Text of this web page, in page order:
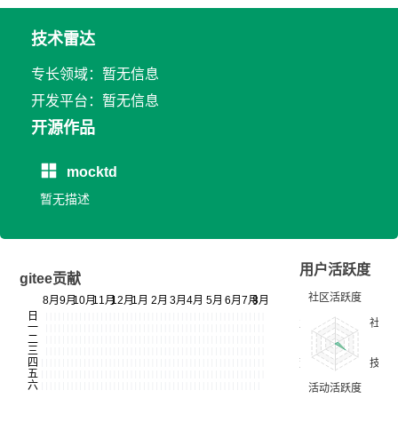
技术雷达
专长领域：暂无信息
开发平台：暂无信息
开源作品
mocktd
暂无描述
gitee贡献
用户活跃度